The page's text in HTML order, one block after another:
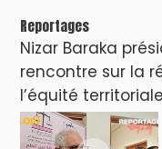
Reportages
Nizar Baraka
rencontre sur la
l’équité territoriale